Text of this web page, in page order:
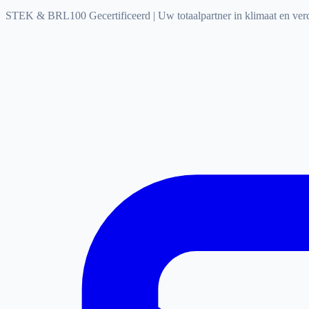
STEK & BRL100 Gecertificeerd | Uw totaalpartner in klimaat en